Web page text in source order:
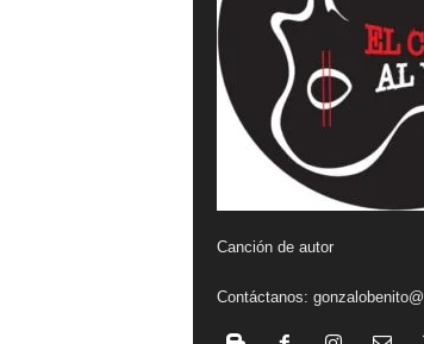
n
t
Canción de autor
Contáctanos: gonzalobenito@